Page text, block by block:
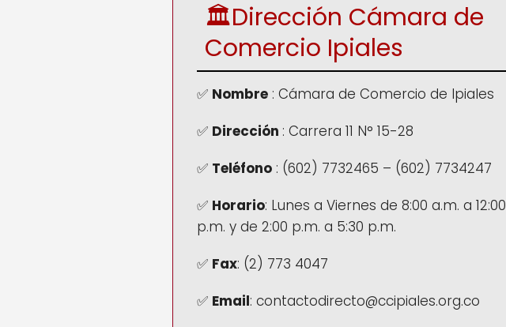
🏛️Dirección Cámara de
Comercio Ipiales
✅ Nombre : Cámara de Comercio de Ipiales
✅ Dirección : Carrera 11 N° 15-28
✅ Teléfono : (602) 7732465 – (602) 7734247
✅ Horario: Lunes a Viernes de 8:00 a.m. a 12:00
p.m. y de 2:00 p.m. a 5:30 p.m.
✅ Fax: (2) 773 4047
✅ Email: contactodirecto@ccipiales.org.co